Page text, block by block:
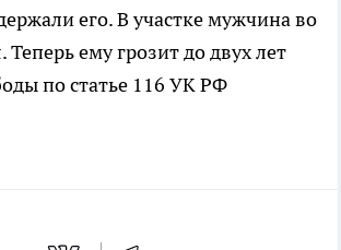
его. В участке мужчина во
Теперь ему грозит до двух лет
по статье 116 УК РФ